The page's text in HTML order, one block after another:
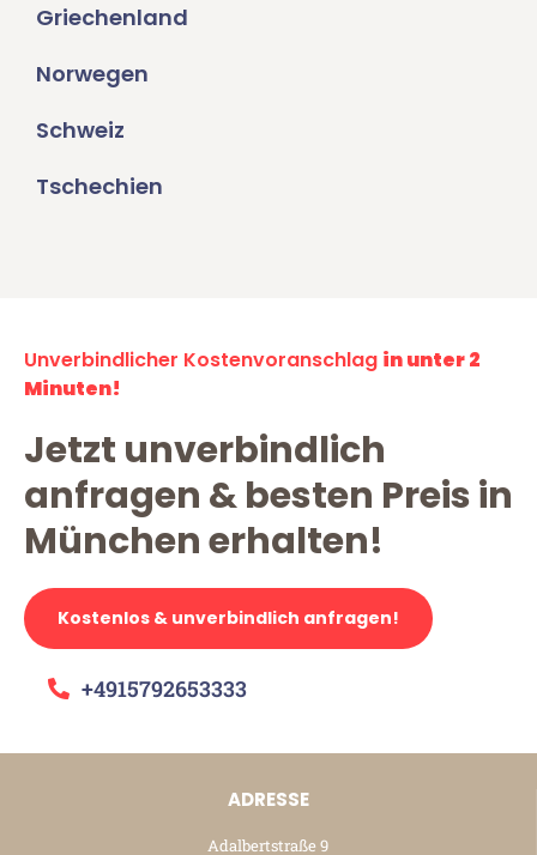
Griechenland
Norwegen
Schweiz
Tschechien
Unverbindlicher Kostenvoranschlag in unter 2
Minuten!
Jetzt unverbindlich
anfragen & besten Preis in
München erhalten!
Kostenlos & unverbindlich anfragen!
+4915792653333
ADRESSE
Adalbertstraße 9